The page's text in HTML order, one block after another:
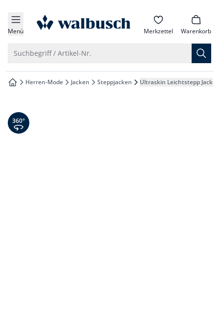
springen
springen
springen
springen
Menü zur Startseite Merkzettel Warenkorb
Suchbegriff / Artikel-Nr.
zur Startseite
Herren-Mode Jacken Steppjacken Ultraskin Leichtstepp Jacke
360° Ansicht